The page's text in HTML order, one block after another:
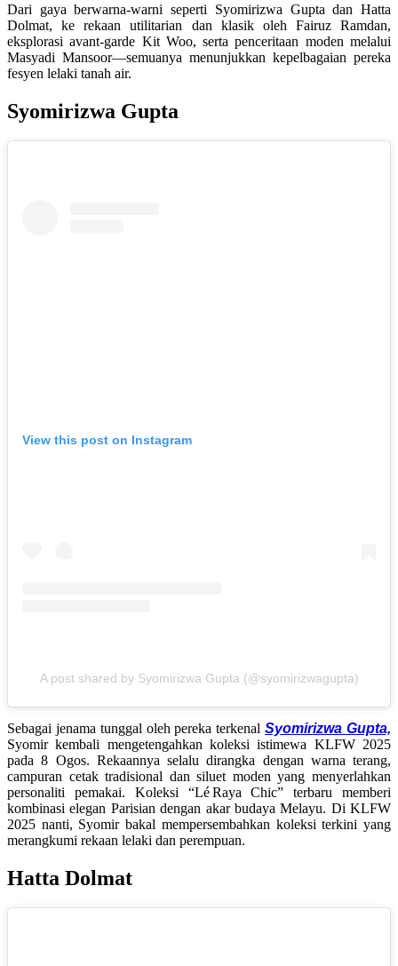
Dari gaya berwarna-warni seperti Syomirizwa Gupta dan Hatta
Dolmat, ke rekaan utilitarian dan klasik oleh Fairuz Ramdan,
eksplorasi avant‑garde Kit Woo, serta penceritaan moden melalui
Masyadi Mansoor—semuanya menunjukkan kepelbagaian pereka
fesyen lelaki tanah air.
Syomirizwa Gupta
View this post on Instagram
A post shared by Syomirizwa Gupta (@syomirizwagupta)
Sebagai jenama tunggal oleh pereka terkenalSyomirizwa Gupta,
Syomir kembali mengetengahkan koleksi istimewa KLFW 2025
pada 8 Ogos. Rekaannya selalu dirangka dengan warna terang,
campuran cetak tradisional dan siluet moden yang menyerlahkan
personaliti pemakai. Koleksi “Lé Raya Chic” terbaru memberi
kombinasi elegan Parisian dengan akar budaya Melayu. Di KLFW
2025 nanti, Syomir bakal mempersembahkan koleksi terkini yang
merangkumi rekaan lelaki dan perempuan.
Hatta Dolmat